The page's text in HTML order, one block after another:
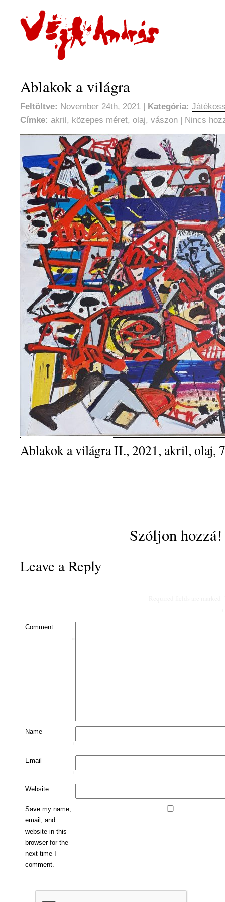
Ablakok a világra
Feltöltve: November 24th, 2021 | Kategória:
Címke: akril, közepes méret, olaj, vászon | Nincs
Ablakok a világra II., 2021, akril, olaj,
Szóljon hozzá!
Leave a Reply
Comment
Name
Email
Website
Save my name,
email, and
website in this
browser for the
next time I
comment.